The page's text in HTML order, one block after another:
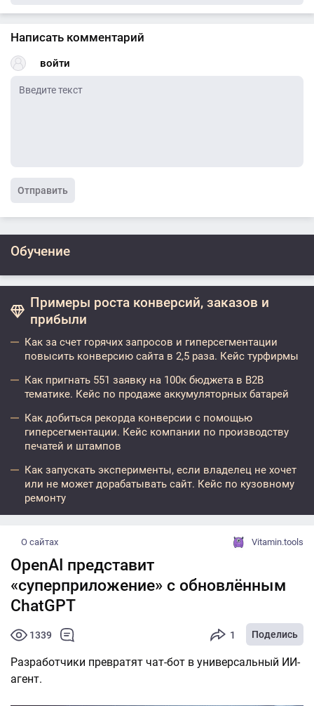
Написать комментарий
войти
Отправить
Обучение
Примеры роста конверсий, заказов и
прибыли
Как за счет горячих запросов и гиперсегментации
повысить конверсию сайта в 2,5 раза. Кейс турфирмы
Как пригнать 551 заявку на 100к бюджета в B2B
тематике. Кейс по продаже аккумуляторных батарей
Как добиться рекорда конверсии с помощью
гиперсегментации. Кейс компании по производству
печатей и штампов
Как запускать эксперименты, если владелец не хочет
или не может дорабатывать сайт. Кейс по кузовному
ремонту
О сайтах Vitamin.tools
OpenAI представит
«суперприложение» с обновлённым
ChatGPT
1339 1 Поделись
Разработчики превратят чат-бот в универсальный ИИ-
агент.